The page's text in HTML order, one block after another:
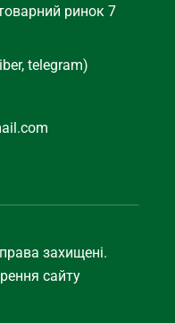
ринок 7
telegram)
захищені.